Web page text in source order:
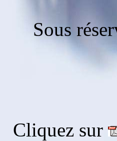
Sous
Cliquez sur